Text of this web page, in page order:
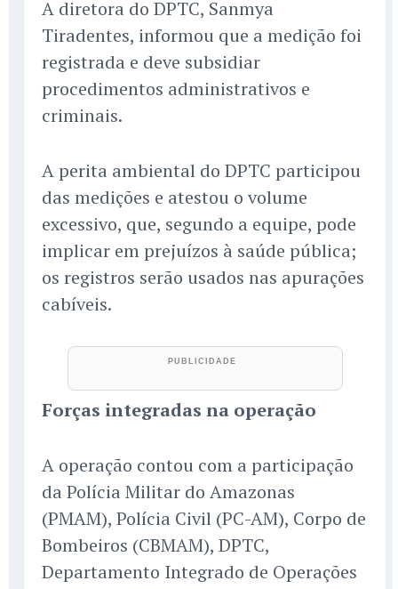
A diretora do DPTC, Sanmya
Tiradentes, informou que a medição foi
registrada e deve subsidiar
procedimentos administrativos e
criminais.
A perita ambiental do DPTC participou
das medições e atestou o volume
excessivo, que, segundo a equipe, pode
implicar em prejuízos à saúde pública;
os registros serão usados nas apurações
cabíveis.
Forças integradas na operação
A operação contou com a participação
da Polícia Militar do Amazonas
(PMAM), Polícia Civil (PC-AM), Corpo de
Bombeiros (CBMAM), DPTC,
Departamento Integrado de Operações